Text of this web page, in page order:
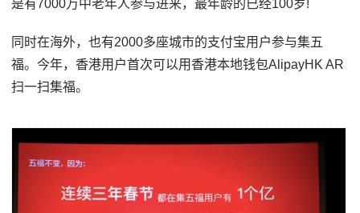
是有7000万中老年人参与进来，最年龄的已经100岁!
同时在海外，也有2000多座城市的支付宝用户参与集五
福。今年，香港用户首次可以用香港本地钱包AlipayHK AR
扫一扫集福。